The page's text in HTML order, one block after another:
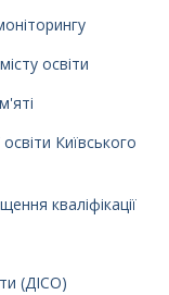
освіти
Київського
кваліфікації
(ДІСО)